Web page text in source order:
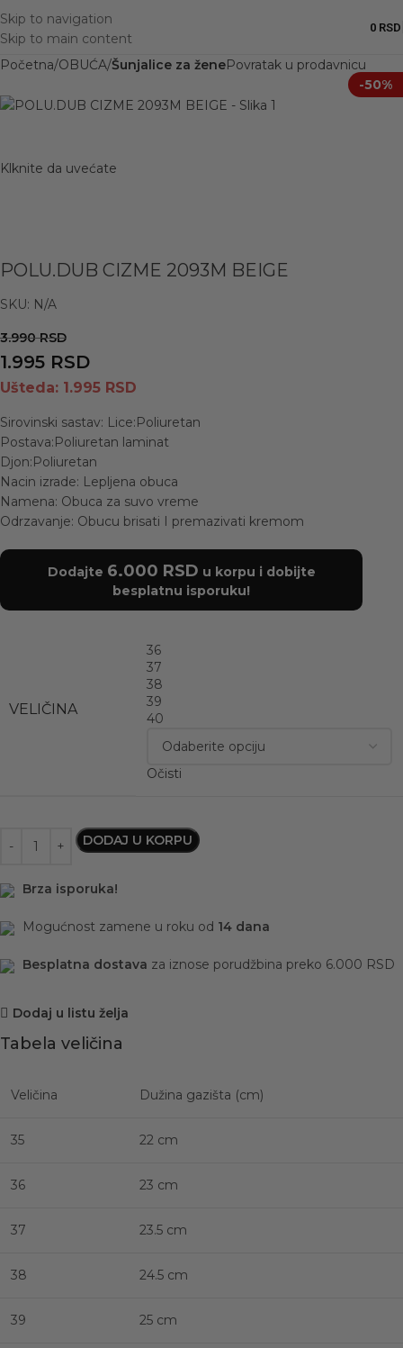
Skip to navigation
Skip to main content
0 RSD
Početna OBUĆA Šunjalice za ženePovratak u prodavnicu
-50%
Klknite da uvećate
POLU.DUB CIZME 2093M BEIGE
SKU: N/A
3.990RSD
1.995 RSD
Ušteda: 1.995 RSD
Sirovinski sastav: Lice:Poliuretan
Postava:Poliuretan laminat
Djon:Poliuretan
Nacin izrade: Lepljena obuca
Namena: Obuca za suvo vreme
Odrzavanje: Obucu brisati I premazivati kremom
Dodajte 6.000 RSD u korpu i dobijte
besplatnu isporuku!
VELIČINA
36
37
38
39
40
Očisti
DODAJ U KORPU
Brza isporuka!
Mogućnost zamene u roku od 14 dana
Besplatna dostava za iznose porudžbina preko 6.000 RSD
Dodaj u listu želja
Tabela veličina
Veličina Dužina gazišta (cm)
35 22 cm
36 23 cm
37 23.5 cm
38 24.5 cm
39 25 cm